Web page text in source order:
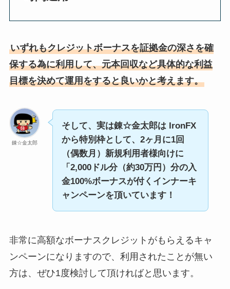
いずれもクレジットボーナスを証拠金の深さを確
保する為に利用して、元本回収など具体的な利益
目標を決めて運用をすると良いかと考えます。
錬☆金太郎
そして、実は錬☆金太郎は IronFX
から特別枠として、2ヶ月に1回
（偶数月）新規利用者様向けに
「2,000ドル分（約30万円）分の入
金100%ボーナスが付くインナーキ
ャンペーンを頂いています！
非常に高額なボーナスクレジットがもらえるキャ
ンペーンになりますので、利用されたことが無い
方は、ぜひ1度検討して頂ければと思います。